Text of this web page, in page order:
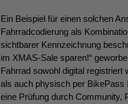
Ein Beispiel für einen solchen
Fahrradcodierung als
sichtbarer Kennzeichnung
im XMAS-Sale sparen!“
Fahrrad sowohl digital
als auch physisch per BikePass
eine Prüfung durch Community,